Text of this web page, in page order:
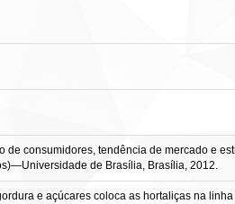
de consumidores, tendência de mercado e
de Brasília, Brasília, 2012.
e açúcares coloca as hortaliças na